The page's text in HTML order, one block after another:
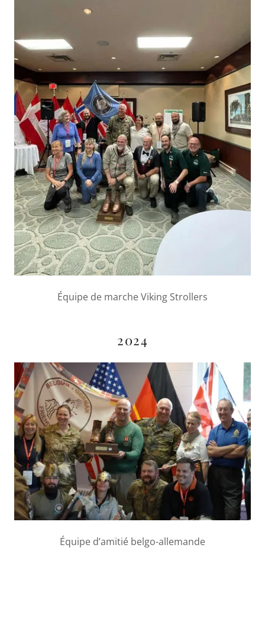
Équipe de marche Viking Strollers
2024
Équipe d’amitié belgo-allemande